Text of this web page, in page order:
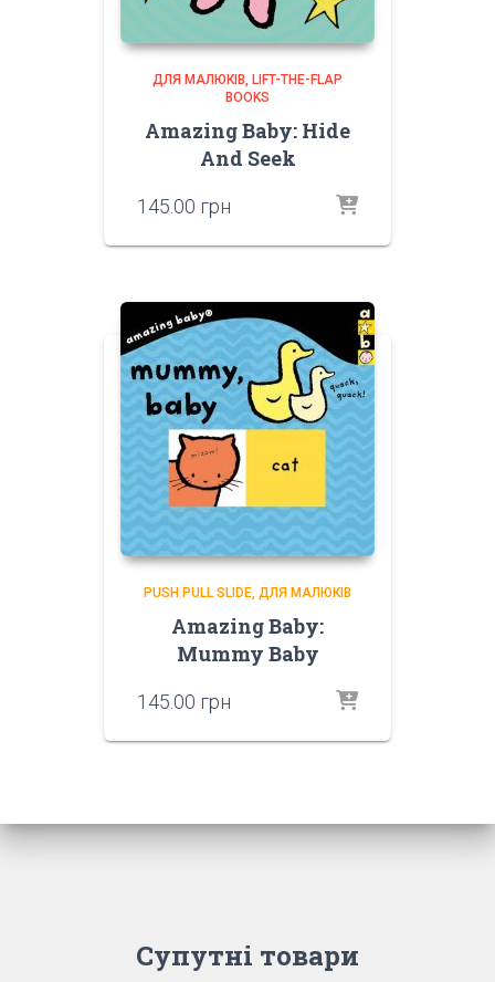
ДЛЯ МАЛЮКІВ
LIFT-THE-FLAP
BOOKS
Amazing Baby: Hide
And Seek
145.00 грн
PUSH PULL SLIDE ДЛЯ МАЛЮКІВ
Amazing Baby:
Mummy Baby
145.00 грн
Супутні товари